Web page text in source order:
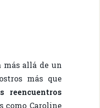
más allá de un
más que
reencuentros
como Caroline